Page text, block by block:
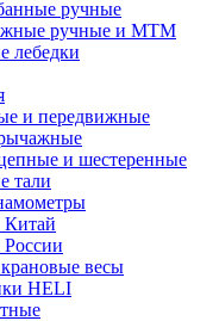
ручные
ручные и МТМ
лебедки
и передвижные
и шестеренные
тали
Китай
России
весы
HELI